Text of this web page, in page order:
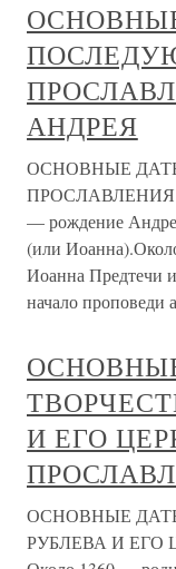
АНДРЕЯ
ОСНОВНЫЕ
ПРОСЛАВЛЕНИЯ
— рождение
(или
Иоанна Предтечи
начало
И ЕГО
ОСНОВНЫЕ
РУБЛЕВА И